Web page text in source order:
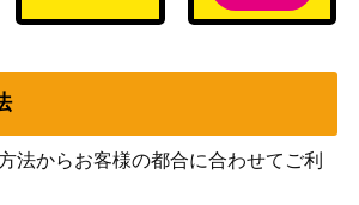
法からお客様の都合に合わせてご利